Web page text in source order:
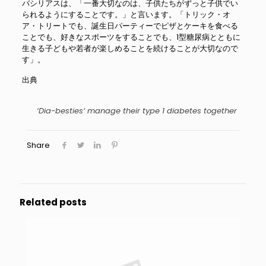
バシリアスは、「一番大切なのは、子供たちがずっと子供でい
られるようにすることです。」と言います。「トリック・オ
ア・トリートでも、誕生日パーティーでピザとケーキを食べる
ことでも、好きなスポーツをすることでも、1型糖尿病とともに
生きる子どもや若者が楽しめることを続けることが大切なので
す」。
出典
‘Dia-besties’ manage their type 1 diabetes together
Share
Related posts